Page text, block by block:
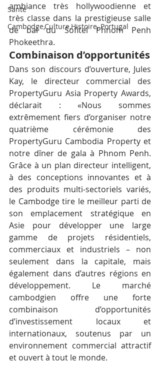
Santé
Cambodge,Culture,Histoire, Portugal
ambiance très hollywoodienne et
très classe dans la prestigieuse salle
de bal du Sofitel Phnom Penh
Phokeethra.
Combinaison d’opportunités
Dans son discours d’ouverture, Jules
Kay, le directeur commercial des
PropertyGuru Asia Property Awards,
déclarait : «Nous sommes
extrêmement fiers d’organiser notre
quatrième cérémonie des
PropertyGuru Cambodia Property et
notre dîner de gala à Phnom Penh.
Grâce à un plan directeur intelligent,
à des conceptions innovantes et à
des produits multi-sectoriels variés,
le Cambodge tire le meilleur parti de
son emplacement stratégique en
Asie pour développer une large
gamme de projets résidentiels,
commerciaux et industriels – non
seulement dans la capitale, mais
également dans d’autres régions en
développement. Le marché
cambodgien offre une forte
combinaison d’opportunités
d’investissement locaux et
internationaux, soutenus par un
environnement commercial attractif
et ouvert à tout le monde.